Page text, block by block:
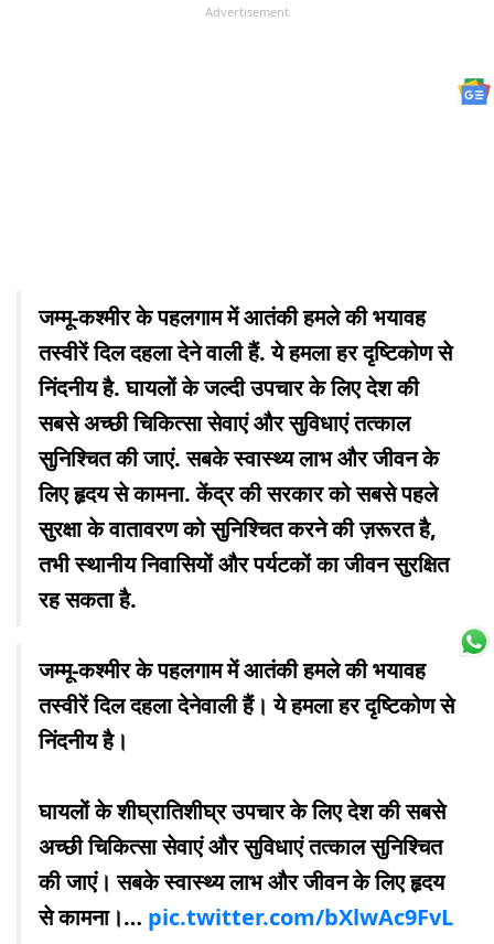
Advertisement
जम्मू-कश्मीर के पहलगाम में आतंकी हमले की भयावह
तस्वीरें दिल दहला देने वाली हैं. ये हमला हर दृष्टिकोण से
निंदनीय है. घायलों के जल्दी उपचार के लिए देश की
सबसे अच्छी चिकित्सा सेवाएं और सुविधाएं तत्काल
सुनिश्चित की जाएं. सबके स्वास्थ्य लाभ और जीवन के
लिए हृदय से कामना. केंद्र की सरकार को सबसे पहले
सुरक्षा के वातावरण को सुनिश्चित करने की ज़रूरत है,
तभी स्थानीय निवासियों और पर्यटकों का जीवन सुरक्षित
रह सकता है.
जम्मू-कश्मीर के पहलगाम में आतंकी हमले की भयावह
तस्वीरें दिल दहला देनेवाली हैं। ये हमला हर दृष्टिकोण से
निंदनीय है।
घायलों के शीघ्रातिशीघ्र उपचार के लिए देश की सबसे
अच्छी चिकित्सा सेवाएं और सुविधाएं तत्काल सुनिश्चित
की जाएं। सबके स्वास्थ्य लाभ और जीवन के लिए हृदय
से कामना।… pic.twitter.com/bXlwAc9FvL